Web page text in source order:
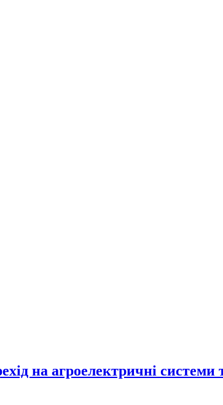
на агроелектричні системи